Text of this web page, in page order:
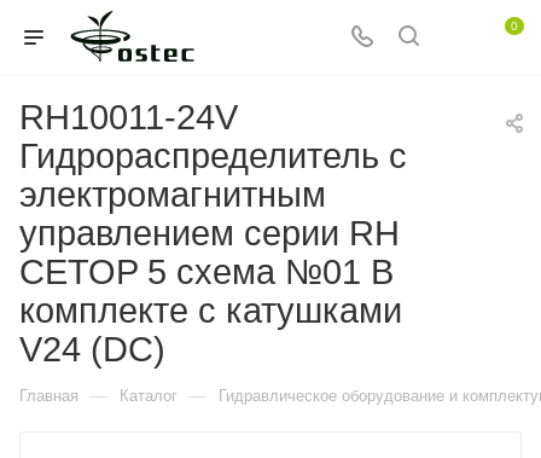
0
RH10011-24V
Гидрораспределитель с
электромагнитным
управлением серии RH
CETOP 5 схема №01 В
комплекте с катушками
V24 (DC)
Главная — Каталог — Гидравлическое оборудование и